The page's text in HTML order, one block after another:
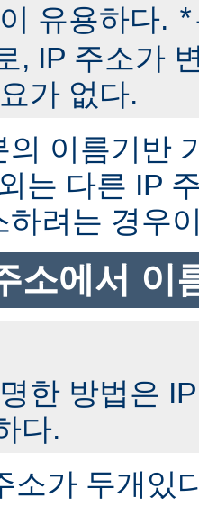
유용하다. *
, IP 주소가
가 없다.
의 이름기반
는 다른 IP
하려는 경우
소에서 이
한 방법은
다.
소가 두개있